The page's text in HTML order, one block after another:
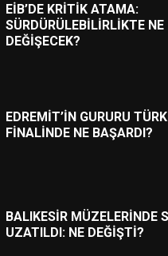
EİB’DE KRİTİK ATAMA:
SÜRDÜRÜLEBİLİRLİKTE NE
DEĞİŞECEK?
EDREMİT’İN GURURU
FİNALİNDE NE BAŞARDI?
BALIKESİR MÜZELERİNDE
UZATILDI: NE DEĞİŞTİ?